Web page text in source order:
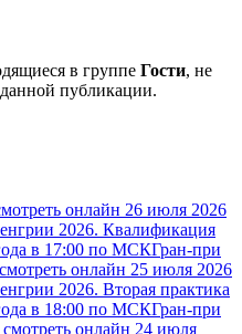
в группе Гости, не
публикации.
онлайн 26 июля 2026
2026. Квалификация
в 17:00 по МСКГран-при
онлайн 25 июля 2026
2026. Вторая практика
в 18:00 по МСКГран-при
онлайн 24 июля